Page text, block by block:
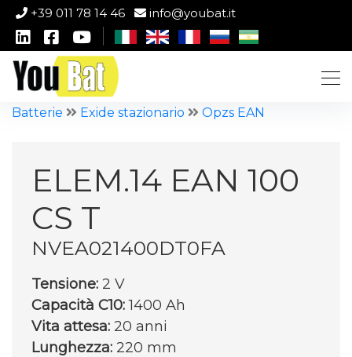
+39 011 78 14 46 info@youbat.it
Batterie Exide stazionario Opzs EAN
ELEM.14 EAN 100
CS T
NVEA021400DT0FA
Tensione: 2 V
Capacità C10:1400 Ah
Vita attesa: 20 anni
Lunghezza: 220 mm